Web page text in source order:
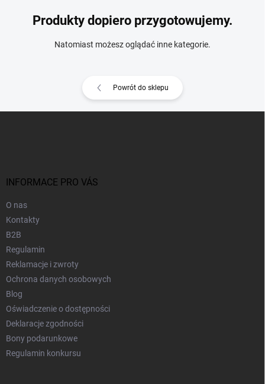
Produkty dopiero przygotowujemy.
Natomiast możesz oglądać inne kategorie.
Powrót do sklepu
INFORMACE PRO VÁS
O nas
Kontakty
B2B
Regulamin
Reklamacje i zwroty
Ochrona danych osobowych
Blog
Oświadczenie o dostępności
Deklaracje zgodności
Bony podarunkowe
Regulamin konkursu